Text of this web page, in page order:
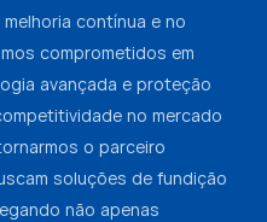
contínua e no
comprometidos em
avançada e proteção
no mercado
o parceiro
soluções de fundição
não apenas